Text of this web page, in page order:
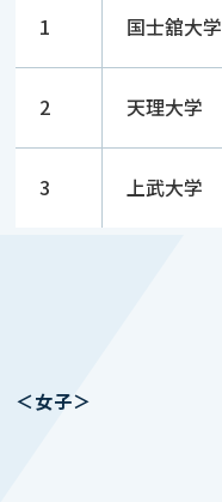
1 国士舘大学
2 天理大学
3 上武大学
＜女子＞